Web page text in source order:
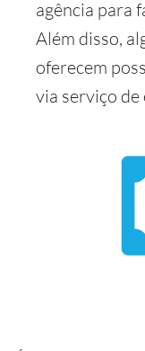
agência para
Além disso,
oferecem
via serviço de